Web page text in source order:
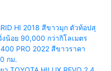
HI 2018 สีขาวมุก ตัวท้อปสุ
อย 90,000 กว่ากิโลเมตร
400 PRO 2022 สีขาวราคา
กม.